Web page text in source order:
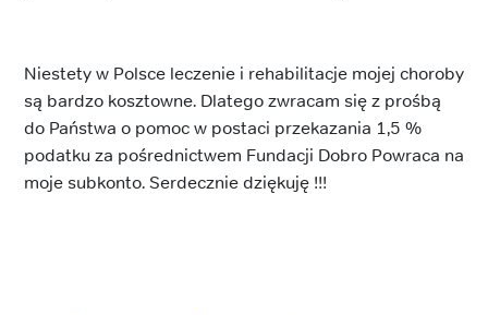
Niestety w Polsce leczenie i rehabilitacje mojej choroby
są bardzo kosztowne. Dlatego zwracam się z prośbą
do Państwa o pomoc w postaci przekazania 1,5 %
podatku za pośrednictwem Fundacji Dobro Powraca na
moje subkonto. Serdecznie dziękuję !!!